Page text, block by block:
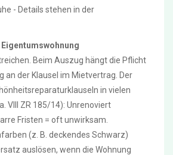
- Details stehen in der
Beim Auszug hängt die Pflicht
an der Klausel im Mietvertrag. Der
in vielen
VIII ZR 185/14): Unrenoviert
Fristen = oft unwirksam.
(z. B. deckendes Schwarz)
auslösen, wenn die Wohnung